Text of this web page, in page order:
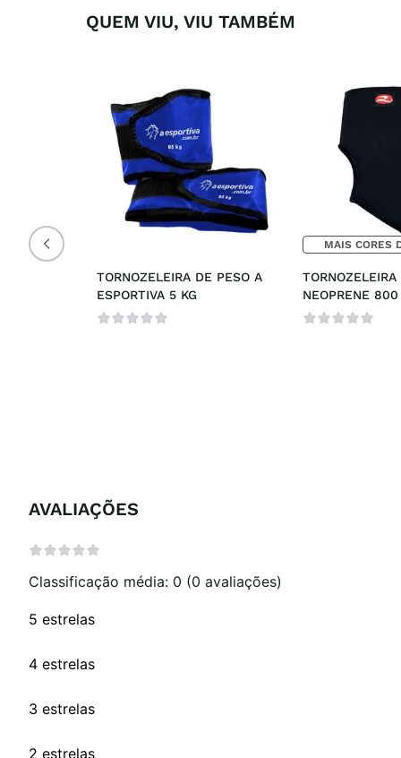
QUEM VIU, VIU TAMBÉM
TORNOZELEIRA DE PESO A
ESPORTIVA 5 KG
MAIS CORES
TORNOZELEIRA
NEOPRENE 800
AVALIAÇÕES
Classificação média: 0 (0 avaliações)
5 estrelas
4 estrelas
3 estrelas
2 estrelas